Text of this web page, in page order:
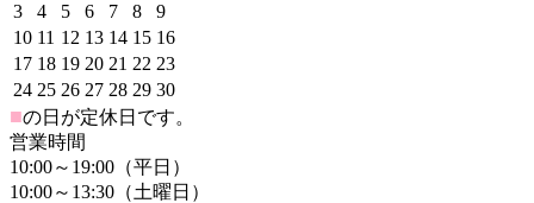
3
4 5 6 7 8
9
10 11 12 13 14 15 16
17 18 19 20 21 22 23
24 25 26 27 28 29 30
■の日が定休日です。
営業時間
10:00～19:00（平日）
10:00～13:30（土曜日）